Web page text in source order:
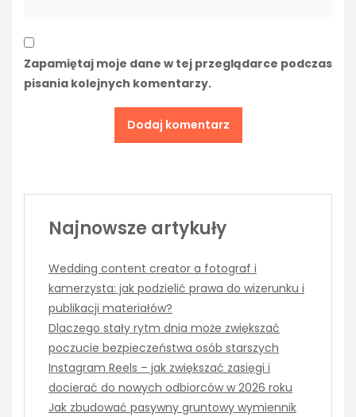
Zapamiętaj moje dane w tej przeglądarce podczas
pisania kolejnych komentarzy.
Najnowsze artykuły
Wedding content creator a fotograf i
kamerzysta: jak podzielić prawa do wizerunku i
publikacji materiałów?
Dlaczego stały rytm dnia może zwiększać
poczucie bezpieczeństwa osób starszych
Instagram Reels – jak zwiększać zasięgi i
docierać do nowych odbiorców w 2026 roku
Jak zbudować pasywny gruntowy wymiennik